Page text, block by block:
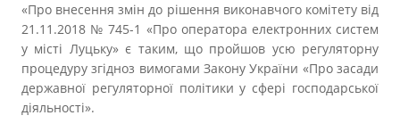
«Про внесення змін до рішення виконавчого комітету від
21.11.2018 № 745-1 «Про оператора електронних систем
у місті Луцьку» є таким, що пройшов усю регуляторну
процедуру згідноз вимогами Закону України «Про засади
державної регуляторної політики у сфері господарської
діяльності».